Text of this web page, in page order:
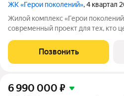
ЖК «Герои поколений», 4 квартал
Жилой комплекс «Герои поколений»
современный проект для тех, кто
сочетает малоэтажную застройку,
инфраструктуру и приватную
Позвонить
6 990 000 ₽